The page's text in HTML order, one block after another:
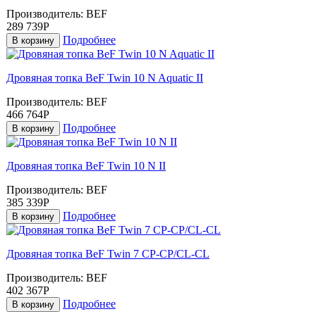
Производитель: BEF
289 739Р
В корзину Подробнее
Дровяная топка BeF Twin 10 N Aquatic II
Производитель: BEF
466 764Р
В корзину Подробнее
Дровяная топка BeF Twin 10 N II
Производитель: BEF
385 339Р
В корзину Подробнее
Дровяная топка BeF Twin 7 CP-CP/CL-CL
Производитель: BEF
402 367Р
В корзину Подробнее